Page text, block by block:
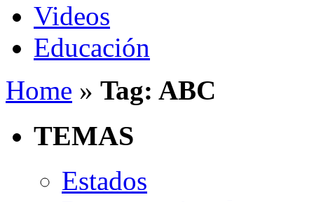
Videos
Educación
Home » Tag: ABC
TEMAS
Estados